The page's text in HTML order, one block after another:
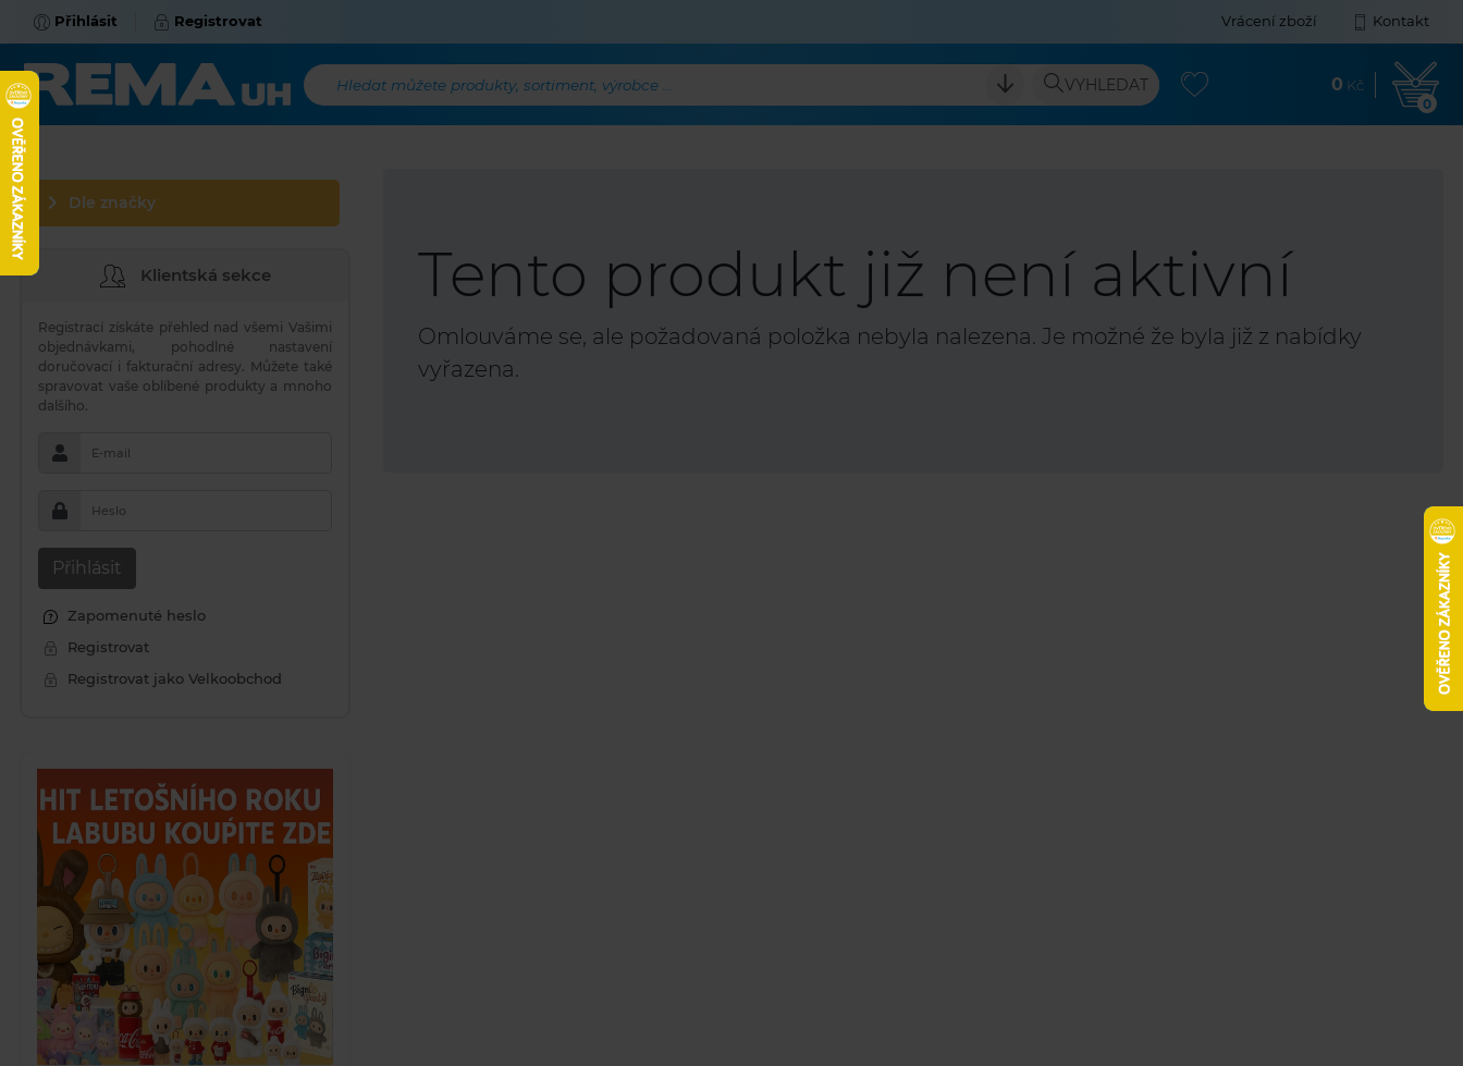
Přihlásit Registrovat Vrácení zboží Kontakt
Hledat můžete produkty, sortiment, výrobce ... VYHLEDAT 0 Kč
0
Tento produkt již není aktivní
Omlouváme se, ale požadovaná položka nebyla nalezena. Je možné že byla již z nabídky
vyřazena.
Dle značky
Klientská sekce
Registrací získáte přehled nad všemi Vašimi
objednávkami, pohodlné nastavení
doručovací i fakturační adresy. Můžete také
spravovat vaše oblíbené produkty a mnoho
dalšího.
E-mail
Heslo
Přihlásit
Zapomenuté heslo
Registrovat
Registrovat jako Velkoobchod